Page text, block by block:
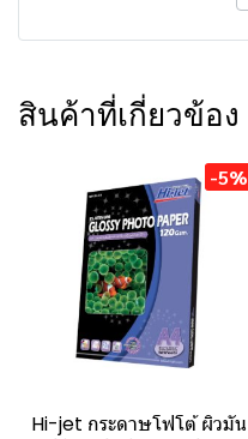
สินค้าที่เกี่ยวข้อง
-5%
Hi-jet กระดาษโฟโต้ ผิวมัน